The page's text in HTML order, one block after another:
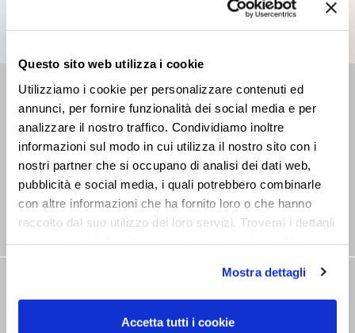
Questo sito web utilizza i cookie
Utilizziamo i cookie per personalizzare contenuti ed
annunci, per fornire funzionalità dei social media e per
analizzare il nostro traffico. Condividiamo inoltre
informazioni sul modo in cui utilizza il nostro sito con i
nostri partner che si occupano di analisi dei dati web,
pubblicità e social media, i quali potrebbero combinarle
con altre informazioni che ha fornito loro o che hanno
raccolto dal suo utilizzo dei loro servizi. Troverai i dettagli
cookie accettare. Per ulteriori informazioni consulta
lacookie policy.
Mostra dettagli
Accetta tutti i cookie
RIVENDITORE
Trova il punto più vicino
Rimani aggiornato su tutte le novitá